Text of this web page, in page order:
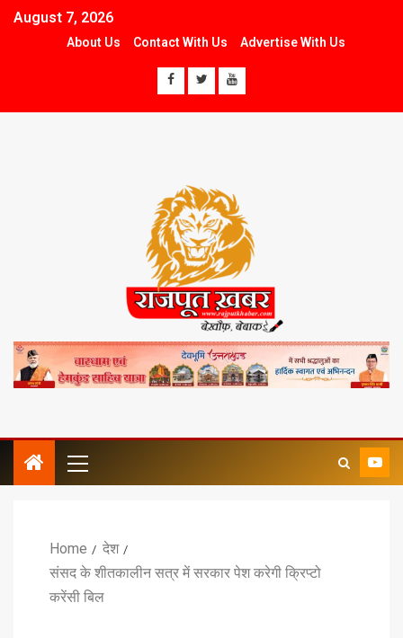
August 7, 2026
About Us Contact With Us Advertise With Us
Home
देश
संसद के शीतकालीन सत्र में सरकार पेश करेगी क्रिप्टो
करेंसी बिल